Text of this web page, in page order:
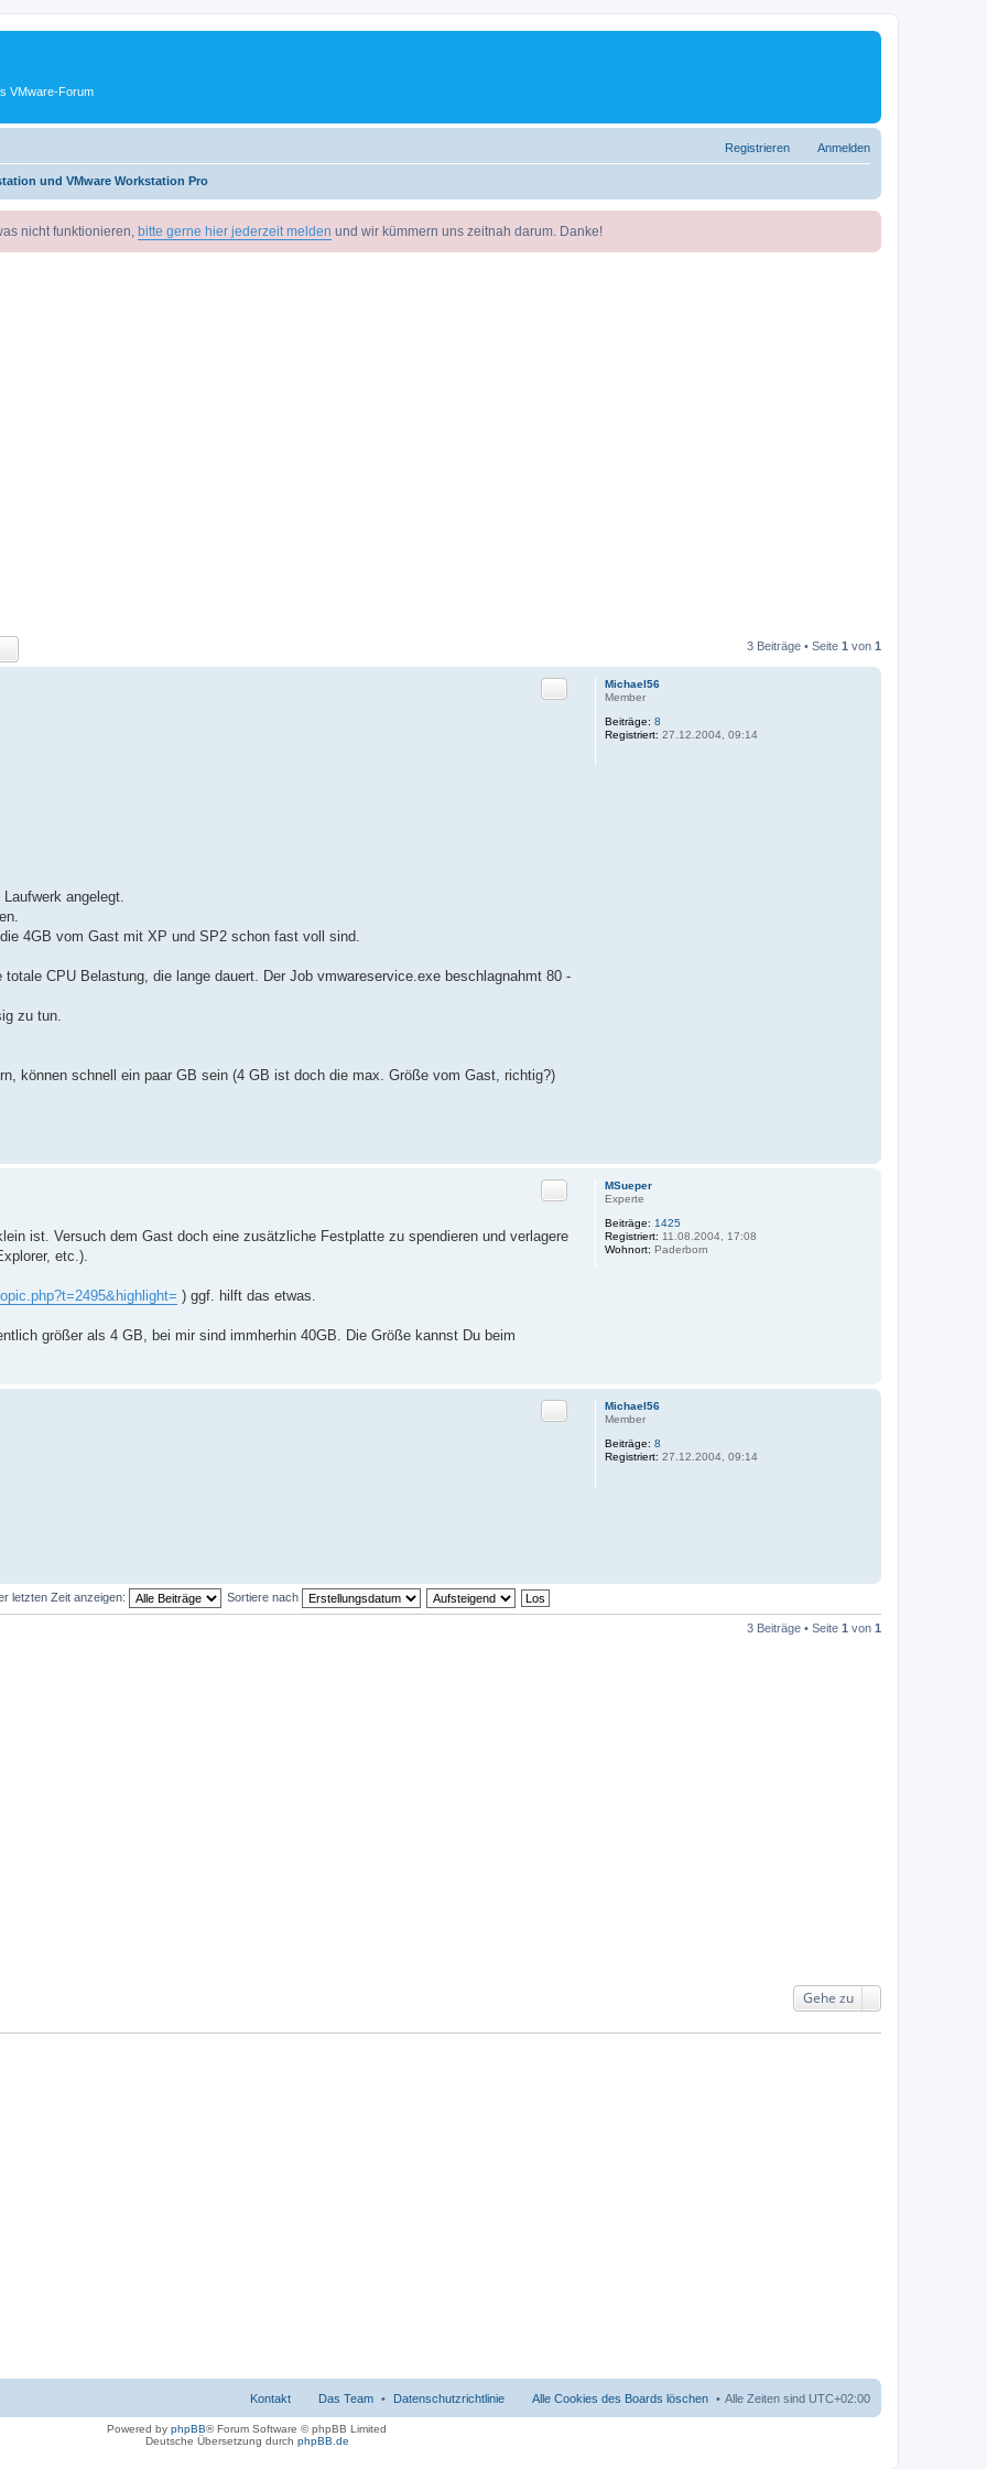
VMware-Forum
Anmelden
Registrieren
und VMware Workstation Pro
nicht funktionieren, bitte gerne hier jederzeit melden und wir kümmern uns zeitnah darum. Danke!
3 Beiträge • Seite 1 von 1
Michael56
Member
Beiträge: 8
Registriert: 27.12.2004, 09:14
Zitat
angelegt.
4GB vom Gast mit XP und SP2 schon fast voll sind.
CPU Belastung, die lange dauert. Der Job vmwareservice.exe beschlagnahmt 80 -
zu tun.
können schnell ein paar GB sein (4 GB ist doch die max. Größe vom Gast, richtig?)
MSueper
Experte
Beiträge: 1425
Registriert: 11.08.2004, 17:08
Wohnort: Paderborn
Zitat
ist. Versuch dem Gast doch eine zusätzliche Festplatte zu spendieren und verlagere
etc.).
) ggf. hilft das etwas.
größer als 4 GB, bei mir sind immherhin 40GB. Die Größe kannst Du beim
Michael56
Member
Beiträge: 8
Registriert: 27.12.2004, 09:14
Zitat
letzten Zeit anzeigen: Sortiere nach
3 Beiträge • Seite 1 von 1
Gehe zu
Alle Zeiten sind UTC+02:00
Alle Cookies des Boards löschen
Datenschutzrichtlinie
Das Team
Kontakt
Powered by phpBB® Forum Software © phpBB Limited
Deutsche Übersetzung durch phpBB.de